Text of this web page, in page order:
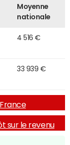
Moyenne
nationale
4 516 €
33 939 €
sur le revenu